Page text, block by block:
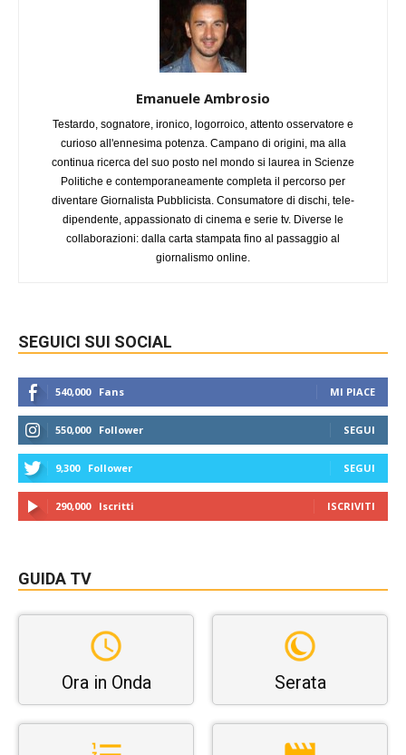
Emanuele Ambrosio
Testardo, sognatore, ironico, logorroico, attento osservatore e
curioso all'ennesima potenza. Campano di origini, ma alla
continua ricerca del suo posto nel mondo si laurea in Scienze
Politiche e contemporaneamente completa il percorso per
diventare Giornalista Pubblicista. Consumatore di dischi, tele-
dipendente, appassionato di cinema e serie tv. Diverse le
collaborazioni: dalla carta stampata fino al passaggio al
giornalismo online.
SEGUICI SUI SOCIAL
540,000 Fans MI PIACE
550,000 Follower SEGUI
9,300 Follower SEGUI
290,000 Iscritti ISCRIVITI
GUIDA TV
Ora in Onda Serata